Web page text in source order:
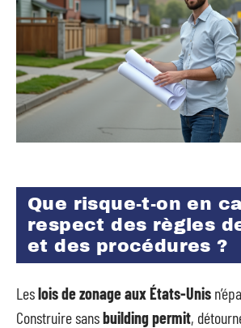
Que risque-t-on en
respect des règles
et des procédures ?
Leslois de zonage aux États-Unis
Construire sansbuilding permit,